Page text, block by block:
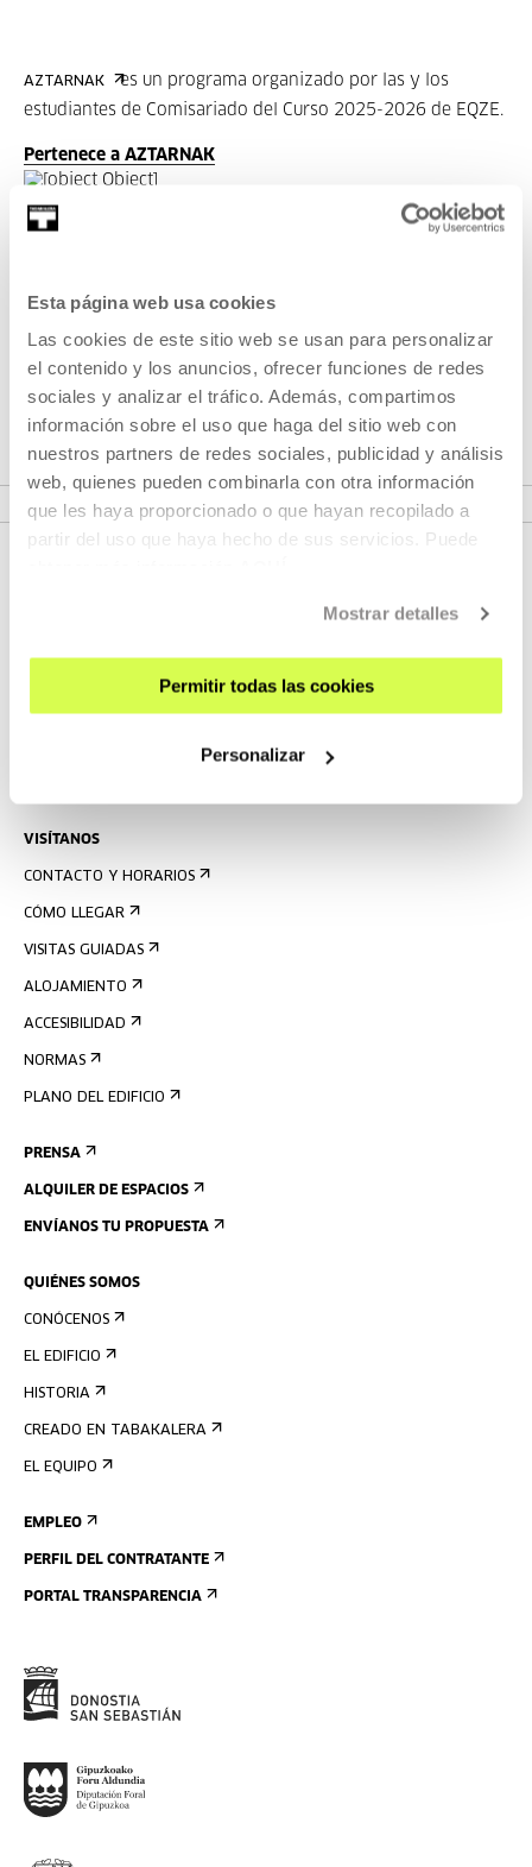
Esta página web usa cookies
Las cookies de este sitio web se usan para personalizar
el contenido y los anuncios, ofrecer funciones de redes
sociales y analizar el tráfico. Además, compartimos
información sobre el uso que haga del sitio web con
nuestros partners de redes sociales, publicidad y análisis
web, quienes pueden combinarla con otra información
que les haya proporcionado o que hayan recopilado a
partir del uso que haya hecho de sus servicios. Puede
Mostrar detalles
Permitir todas las cookies
Personalizar
AZTARNAK
es un programa organizado por las y los
estudiantes de Comisariado del Curso 2025-2026 de EQZE.
Pertenece a AZTARNAK
Aztarnakes el ciclo de películas organizado por las y los
estudiantes de la octava promoción de Comisariado
de Elías Querejeta Zine Eskola.
VER CICLO
VISÍTANOS
CONTACTO Y HORARIOS
CÓMO LLEGAR
VISITAS GUIADAS
ALOJAMIENTO
ACCESIBILIDAD
NORMAS
PLANO DEL EDIFICIO
PRENSA
ALQUILER DE ESPACIOS
ENVÍANOS TU PROPUESTA
QUIÉNES SOMOS
CONÓCENOS
EL EDIFICIO
HISTORIA
CREADO EN TABAKALERA
EL EQUIPO
EMPLEO
PERFIL DEL CONTRATANTE
PORTAL TRANSPARENCIA